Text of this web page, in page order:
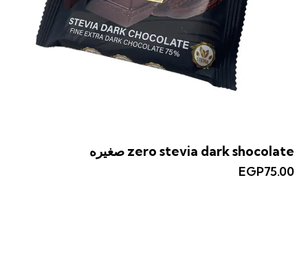
zero stevia dark shocolate صغيره
EGP75.00